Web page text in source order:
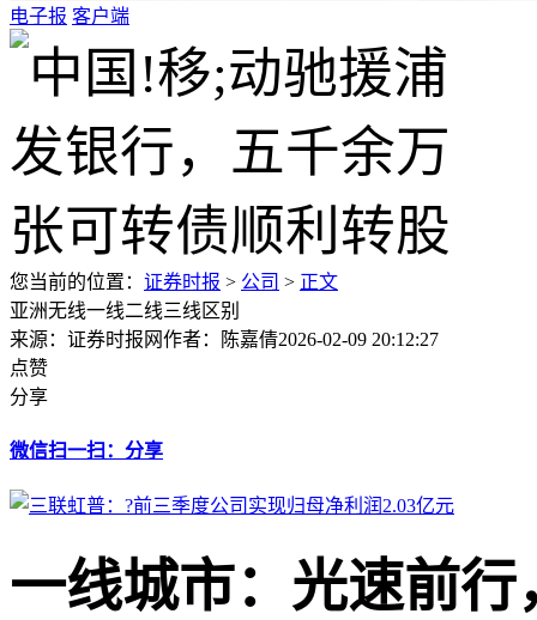
电子报 客户端
您当前的位置： 证券时报 > 公司 > 正文
亚洲无线一线二线三线区别
来源：证券时报网作者：陈嘉倩2026-02-09 20:12:27
点赞
分享
微信扫一扫：分享
一线城市：光速前